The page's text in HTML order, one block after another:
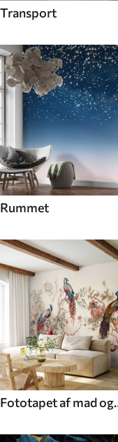
Transport
Rummet
Fototapet af mad og